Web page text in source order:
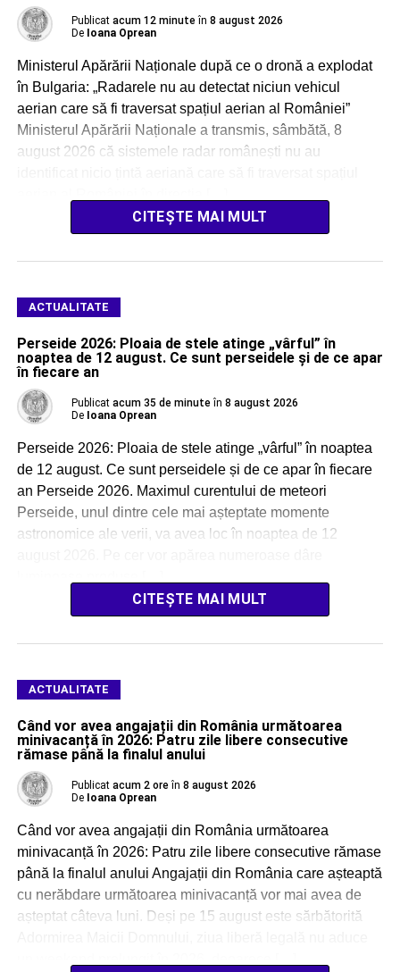
Publicat acum 12 minute în 8 august 2026
De Ioana Oprean
Ministerul Apărării Naționale după ce o dronă a explodat
în Bulgaria: „Radarele nu au detectat niciun vehicul
aerian care să fi traversat spațiul aerian al României”
Ministerul Apărării Naționale a transmis, sâmbătă, 8
august 2026 că sistemele radar românești nu au
CITEȘTE MAI MULT
ACTUALITATE
Perseide 2026: Ploaia de stele atinge „vârful” în
noaptea de 12 august. Ce sunt perseidele și de ce apar
în fiecare an
Publicat acum 35 de minute în 8 august 2026
De Ioana Oprean
Perseide 2026: Ploaia de stele atinge „vârful” în noaptea
de 12 august. Ce sunt perseidele și de ce apar în fiecare
an Perseide 2026. Maximul curentului de meteori
Perseide, unul dintre cele mai așteptate momente
astronomice ale verii, va avea loc în noaptea de 12
CITEȘTE MAI MULT
ACTUALITATE
Când vor avea angajații din România următoarea
minivacanță în 2026: Patru zile libere consecutive
rămase până la finalul anului
Publicat acum 2 ore în 8 august 2026
De Ioana Oprean
Când vor avea angajații din România următoarea
minivacanță în 2026: Patru zile libere consecutive rămase
până la finalul anului Angajații din România care așteaptă
cu nerăbdare următoarea minivacanță vor mai avea de
așteptat câteva luni. Deși pe 15 august este sărbătorită